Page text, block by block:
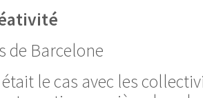
de Barcelone
le cas avec les